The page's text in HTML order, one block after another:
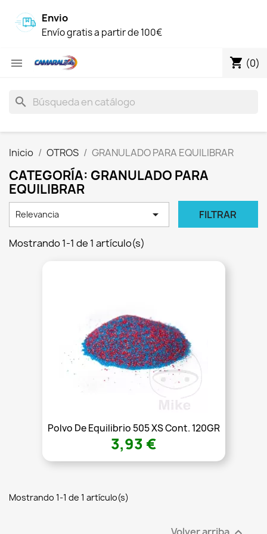
Envio
Envío gratis a partir de 100€
 shopping_cart (0)
search
Inicio OTROS GRANULADO PARA EQUILIBRAR
CATEGORÍA: GRANULADO PARA
EQUILIBRAR
Relevancia  FILTRAR
Mostrando 1-1 de 1 artículo(s)
Polvo De Equilibrio 505 XS Cont. 120GR
3,93 €
Mostrando 1-1 de 1 artículo(s)
Volver arriba